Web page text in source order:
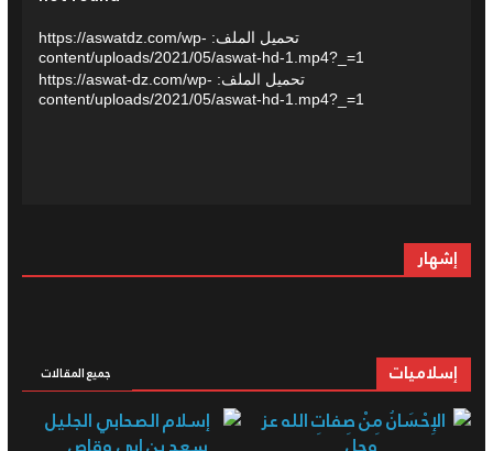
تحميل الملف: https://aswatdz.com/wp-
content/uploads/2021/05/aswat-hd-1.mp4?_=1
تحميل الملف: https://aswat-dz.com/wp-
content/uploads/2021/05/aswat-hd-1.mp4?_=1
إشهار
إسلاميات جميع المقالات